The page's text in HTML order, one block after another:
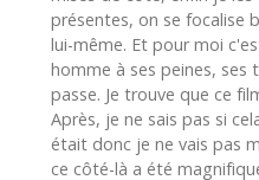
présentes, on se focalise
lui-même. Et pour moi
homme à ses peines, ses
passe. Je trouve que ce
Après, je ne sais pas si
était donc je ne vais pas
ce côté-là a été